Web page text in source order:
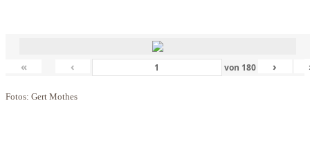
« ‹ von 180 ›
Fotos: Gert Mothes